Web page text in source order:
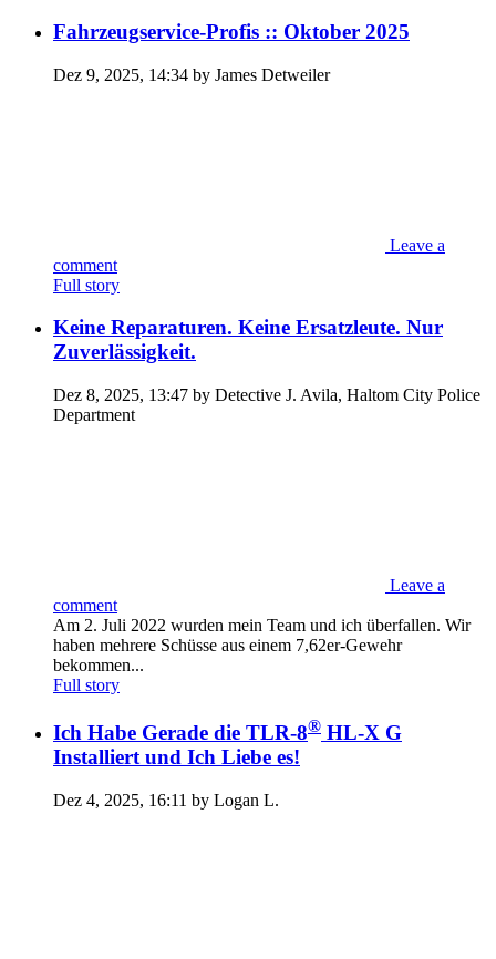
Fahrzeugservice-Profis :: Oktober 2025
Dez 9, 2025, 14:34 by James Detweiler
Leave a
comment
Full story
Keine Reparaturen. Keine Ersatzleute. Nur
Zuverlässigkeit.
Dez 8, 2025, 13:47 by Detective J. Avila, Haltom City Police
Department
Leave a
comment
Am 2. Juli 2022 wurden mein Team und ich überfallen. Wir
haben mehrere Schüsse aus einem 7,62er-Gewehr
bekommen...
Full story
Ich Habe Gerade die TLR-8® HL-X G
Installiert und Ich Liebe es!
Dez 4, 2025, 16:11 by Logan L.